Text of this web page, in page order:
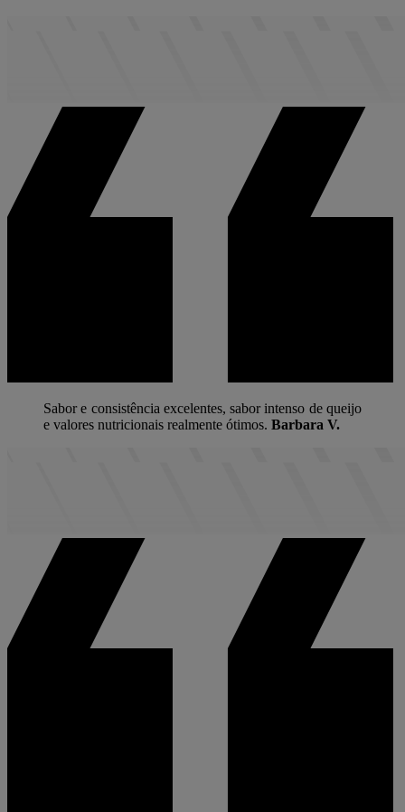
Sabor e consistência excelentes, sabor intenso de queijo
e valores nutricionais realmente ótimos. Barbara V.